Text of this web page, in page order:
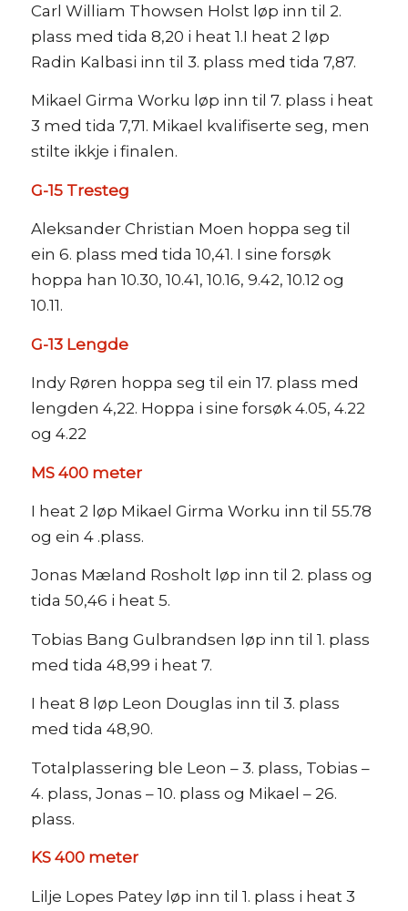
Carl William Thowsen Holst løp inn til 2.
plass med tida 8,20 i heat 1.I heat 2 løp
Radin Kalbasi inn til 3. plass med tida 7,87.
Mikael Girma Worku løp inn til 7. plass i heat
3 med tida 7,71. Mikael kvalifiserte seg, men
stilte ikkje i finalen.
G-15 Tresteg
Aleksander Christian Moen hoppa seg til
ein 6. plass med tida 10,41. I sine forsøk
hoppa han 10.30, 10.41, 10.16, 9.42, 10.12 og
10.11.
G-13 Lengde
Indy Røren hoppa seg til ein 17. plass med
lengden 4,22. Hoppa i sine forsøk 4.05, 4.22
og 4.22
MS 400 meter
I heat 2 løp Mikael Girma Worku inn til 55.78
og ein 4 .plass.
Jonas Mæland Rosholt løp inn til 2. plass og
tida 50,46 i heat 5.
Tobias Bang Gulbrandsen løp inn til 1. plass
med tida 48,99 i heat 7.
I heat 8 løp Leon Douglas inn til 3. plass
med tida 48,90.
Totalplassering ble Leon – 3. plass, Tobias –
4. plass, Jonas – 10. plass og Mikael – 26.
plass.
KS 400 meter
Lilje Lopes Patey løp inn til 1. plass i heat 3